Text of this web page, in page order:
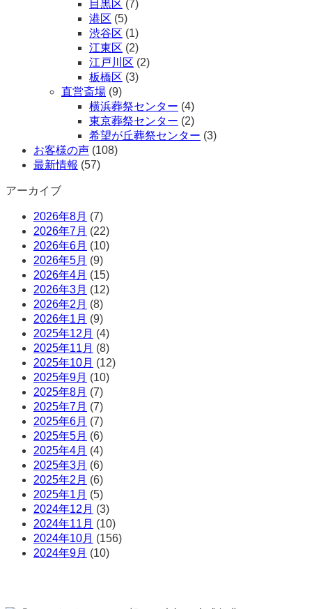
目黒区 (7)
港区 (5)
渋谷区 (1)
江東区 (2)
江戸川区 (2)
板橋区 (3)
直営斎場 (9)
横浜葬祭センター (4)
東京葬祭センター (2)
希望が丘葬祭センター (3)
お客様の声 (108)
最新情報 (57)
アーカイブ
2026年8月 (7)
2026年7月 (22)
2026年6月 (10)
2026年5月 (9)
2026年4月 (15)
2026年3月 (12)
2026年2月 (8)
2026年1月 (9)
2025年12月 (4)
2025年11月 (8)
2025年10月 (12)
2025年9月 (10)
2025年8月 (7)
2025年7月 (7)
2025年6月 (7)
2025年5月 (6)
2025年4月 (4)
2025年3月 (6)
2025年2月 (6)
2025年1月 (5)
2024年12月 (3)
2024年11月 (10)
2024年10月 (156)
2024年9月 (10)